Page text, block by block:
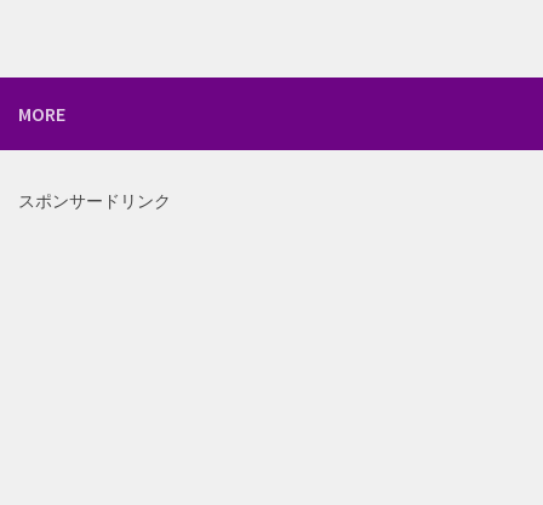
MORE
スポンサードリンク